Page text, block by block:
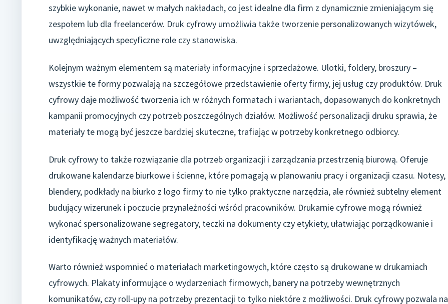
szybkie wykonanie, nawet w małych nakładach, co jest idealne dla firm z dynamicznie zmieniającym się
zespołem lub dla freelancerów. Druk cyfrowy umożliwia także tworzenie personalizowanych wizytówek,
uwzględniających specyficzne role czy stanowiska.
Kolejnym ważnym elementem są materiały informacyjne i sprzedażowe. Ulotki, foldery, broszury –
wszystkie te formy pozwalają na szczegółowe przedstawienie oferty firmy, jej usług czy produktów. Druk
cyfrowy daje możliwość tworzenia ich w różnych formatach i wariantach, dopasowanych do konkretnych
kampanii promocyjnych czy potrzeb poszczególnych działów. Możliwość personalizacji druku sprawia, że
materiały te mogą być jeszcze bardziej skuteczne, trafiając w potrzeby konkretnego odbiorcy.
Druk cyfrowy to także rozwiązanie dla potrzeb organizacji i zarządzania przestrzenią biurową. Oferuje
drukowane kalendarze biurkowe i ścienne, które pomagają w planowaniu pracy i organizacji czasu. Notesy,
blendery, podkłady na biurko z logo firmy to nie tylko praktyczne narzędzia, ale również subtelny element
budujący wizerunek i poczucie przynależności wśród pracowników. Drukarnie cyfrowe mogą również
wykonać spersonalizowane segregatory, teczki na dokumenty czy etykiety, ułatwiając porządkowanie i
identyfikację ważnych materiałów.
Warto również wspomnieć o materiałach marketingowych, które często są drukowane w drukarniach
cyfrowych. Plakaty informujące o wydarzeniach firmowych, banery na potrzeby wewnętrznych
komunikatów, czy roll-upy na potrzeby prezentacji to tylko niektóre z możliwości. Druk cyfrowy pozwala na